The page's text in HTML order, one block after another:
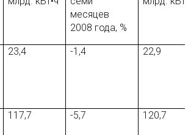
месяцев
2008 года, %
23,4 -1,4 22,9
117,7 -5,7 120,7